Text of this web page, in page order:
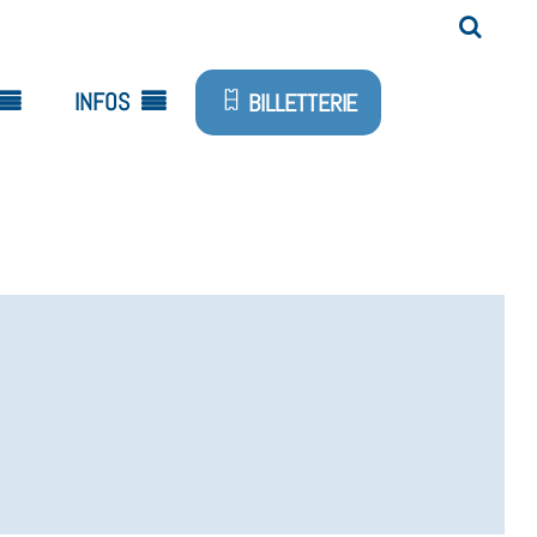
INFOS BILLETTERIE